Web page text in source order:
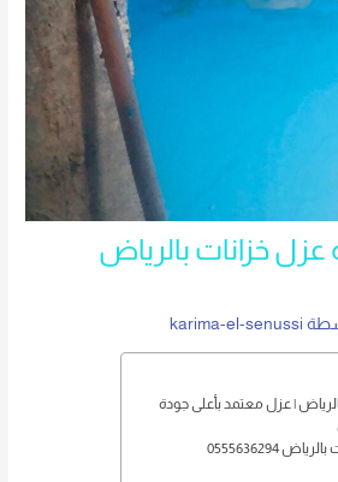
شركه عزل خزانات بالرياض
karima-el-senussi
| عزل معتمد بأعلى جودة